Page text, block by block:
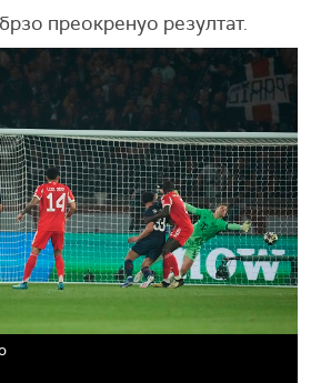
преокренуо резултат.